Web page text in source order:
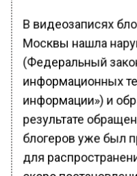
В видеозаписях
Москвы нашла
(Федеральный
информационных
информации») и
результате
блогеров уже был
для